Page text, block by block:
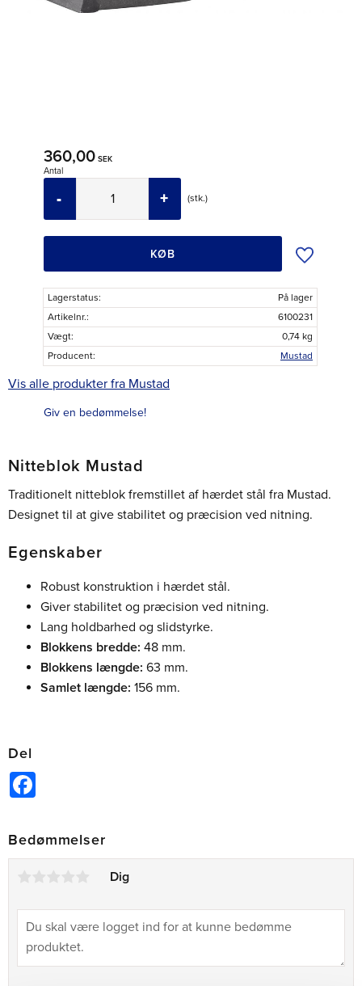
360,00 SEK
Antal
stk.
+
-
KØB Tilføj til
Lagerstatus
På lager
Artikelnr.
6100231
Vægt
0,74 kg
Producent
Mustad
Vis alle produkter fra Mustad
Giv en bedømmelse!
Nitteblok Mustad
Traditionelt nitteblok fremstillet af hærdet stål fra Mustad.
Designet til at give stabilitet og præcision ved nitning.
Egenskaber
Robust konstruktion i hærdet stål.
Giver stabilitet og præcision ved nitning.
Lang holdbarhed og slidstyrke.
Blokkens bredde: 48 mm.
Blokkens længde: 63 mm.
Samlet længde: 156 mm.
Del
Bedømmelser
Dig